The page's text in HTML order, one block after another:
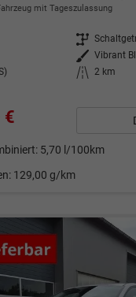
mit Tageszulassung
Getriebe
Außenfarbe Vibrant
Kilometerstand
2 km
€
5,70 l/100km
129,00 g/km